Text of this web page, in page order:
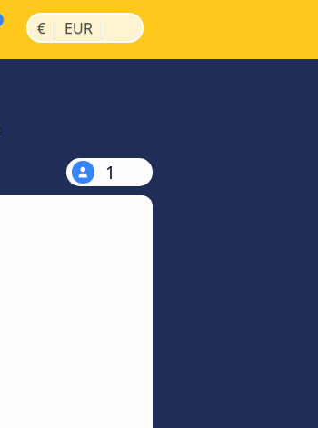
€ | EUR |
1